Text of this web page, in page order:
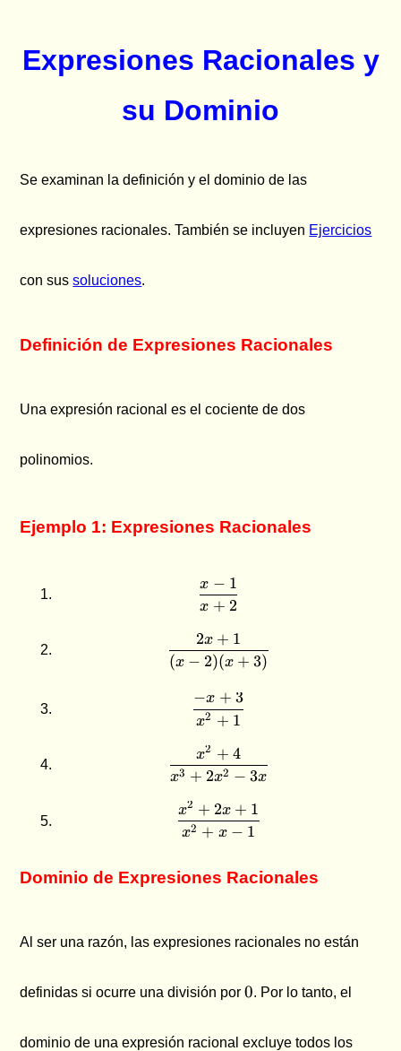
Expresiones Racionales y
su Dominio
Se examinan la definición y el dominio de las
expresiones racionales. También se incluyen Ejercicios
con sussoluciones.
Definición de Expresiones Racionales
Una expresión racional es el cociente de dos
polinomios.
Ejemplo 1: Expresiones Racionales
\dfrac{x-1}{x+2}
x + 2
x − 1
\dfrac{2x+1}{(x-
(x − 2)(x + 3)
2x + 1
\dfrac{-x+3}{x^2+1}
x2 + 1
−x + 3
x3 + 2x2 − 3x
x2 + 4
x2 + x − 1
x2 + 2x + 1
Dominio de Expresiones Racionales
Al ser una razón, las expresiones racionales no están
definidas si ocurre una división por0. Por lo tanto, el
dominio de una expresión racional excluye todos los